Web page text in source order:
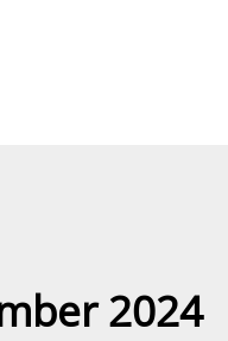
2024